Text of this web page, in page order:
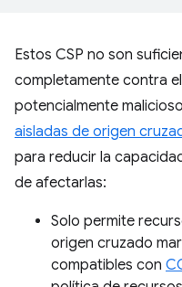
Estos CSP no son
completamente contra
potencialmente
aisladas de origen
para reducir la
de afectarlas:
Solo permite
origen cruzado
compatibles con